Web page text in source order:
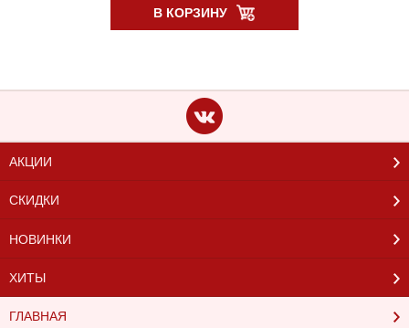
В КОРЗИНУ
АКЦИИ
СКИДКИ
НОВИНКИ
ХИТЫ
ГЛАВНАЯ